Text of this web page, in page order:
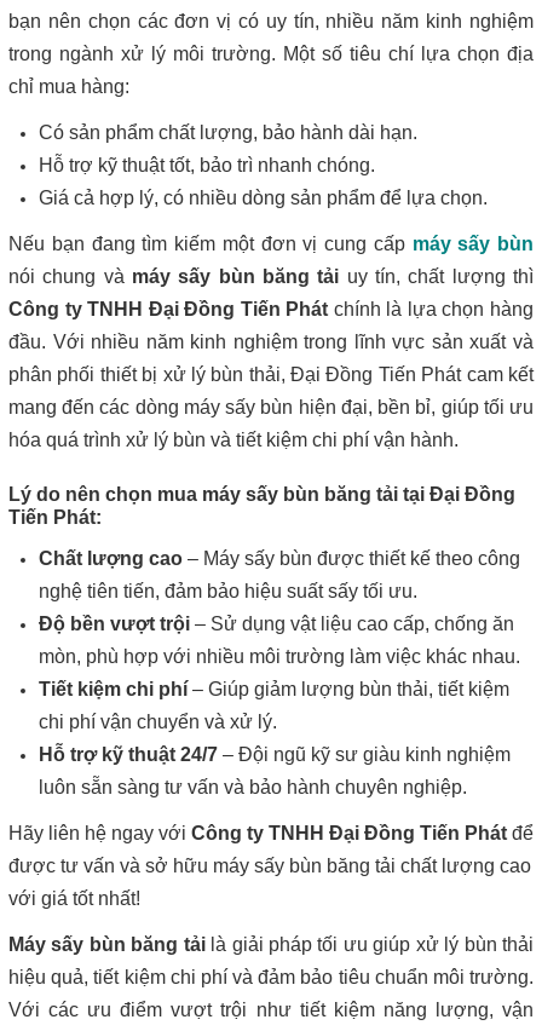
bạn nên chọn các đơn vị có uy tín, nhiều năm kinh nghiệm
trong ngành xử lý môi trường. Một số tiêu chí lựa chọn địa
chỉ mua hàng:
Có sản phẩm chất lượng, bảo hành dài hạn.
Hỗ trợ kỹ thuật tốt, bảo trì nhanh chóng.
Giá cả hợp lý, có nhiều dòng sản phẩm để lựa chọn.
Nếu bạn đang tìm kiếm một đơn vị cung cấp máy sấy bùn
nói chung và máy sấy bùn băng tải uy tín, chất lượng thì
Công ty TNHH Đại Đồng Tiến Phát chính là lựa chọn hàng
đầu. Với nhiều năm kinh nghiệm trong lĩnh vực sản xuất và
phân phối thiết bị xử lý bùn thải, Đại Đồng Tiến Phát cam kết
mang đến các dòng máy sấy bùn hiện đại, bền bỉ, giúp tối ưu
hóa quá trình xử lý bùn và tiết kiệm chi phí vận hành.
Lý do nên chọn mua máy sấy bùn băng tải tại Đại Đồng
Tiến Phát:
Chất lượng cao – Máy sấy bùn được thiết kế theo công
nghệ tiên tiến, đảm bảo hiệu suất sấy tối ưu.
Độ bền vượt trội – Sử dụng vật liệu cao cấp, chống ăn
mòn, phù hợp với nhiều môi trường làm việc khác nhau.
Tiết kiệm chi phí – Giúp giảm lượng bùn thải, tiết kiệm
chi phí vận chuyển và xử lý.
Hỗ trợ kỹ thuật 24/7 – Đội ngũ kỹ sư giàu kinh nghiệm
luôn sẵn sàng tư vấn và bảo hành chuyên nghiệp.
Hãy liên hệ ngay với Công ty TNHH Đại Đồng Tiến Phát để
được tư vấn và sở hữu máy sấy bùn băng tải chất lượng cao
với giá tốt nhất!
Máy sấy bùn băng tảilà giải pháp tối ưu giúp xử lý bùn thải
hiệu quả, tiết kiệm chi phí và đảm bảo tiêu chuẩn môi trường.
Với các ưu điểm vượt trội như tiết kiệm năng lượng, vận